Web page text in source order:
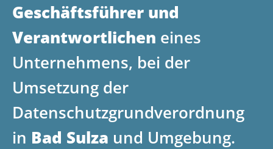
Geschäftsführer und
Verantwortlichen eines
Unternehmens, bei der
Umsetzung der
Datenschutzgrundverordnung
in Bad Sulza und Umgebung.